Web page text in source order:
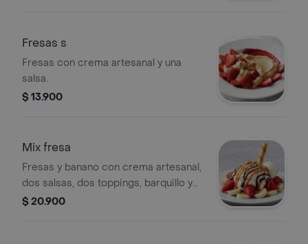
Fresas s
Fresas con crema artesanal y una
salsa.
$ 13.900
Mix fresa
Fresas y banano con crema artesanal,
dos salsas, dos toppings, barquillo y
helado.
$ 20.900